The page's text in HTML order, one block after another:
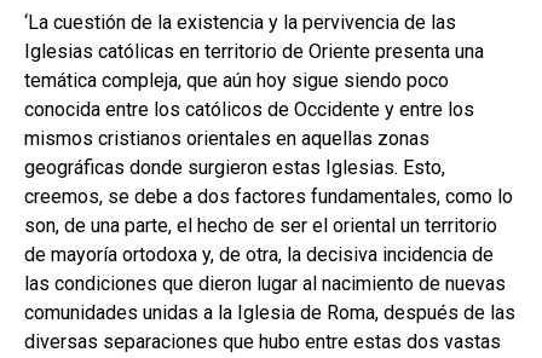
‘La cuestión de la existencia y la pervivencia de las
Iglesias católicas en territorio de Oriente presenta una
temática compleja, que aún hoy sigue siendo poco
conocida entre los católicos de Occidente y entre los
mismos cristianos orientales en aquellas zonas
geográficas donde surgieron estas Iglesias. Esto,
creemos, se debe a dos factores fundamentales, como lo
son, de una parte, el hecho de ser el oriental un territorio
de mayoría ortodoxa y, de otra, la decisiva incidencia de
las condiciones que dieron lugar al nacimiento de nuevas
comunidades unidas a la Iglesia de Roma, después de las
diversas separaciones que hubo entre estas dos vastas